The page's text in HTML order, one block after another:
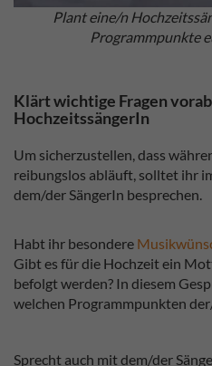
Plant eine/n
Programmpunkte
Klärt wichtige Fragen
HochzeitssängerIn
Um sicherzustellen, dass
reibungslos abläuft, solltet ihr
dem/der SängerIn besprechen.
Habt ihr besondere
Gibt es für die Hochzeit ein
befolgt werden? In diesem
welchen Programmpunkten
Sprecht auch mit dem/der